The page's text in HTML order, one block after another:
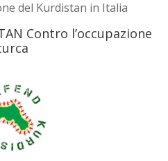
del Kurdistan in Italia
Contro l’occupazione